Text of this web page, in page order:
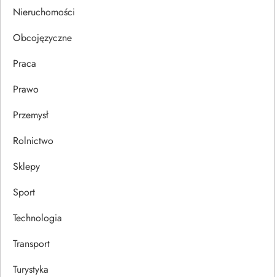
u
Nieruchomości
Obcojęzyczne
Praca
Prawo
Przemysł
Rolnictwo
Sklepy
Sport
Technologia
Transport
Turystyka